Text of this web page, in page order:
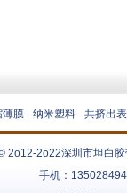
薄膜 纳米塑料 共挤出
2o12-2o22深圳市坦白
手机：